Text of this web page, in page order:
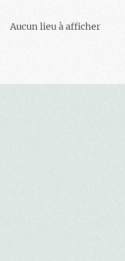
Aucun lieu à afficher